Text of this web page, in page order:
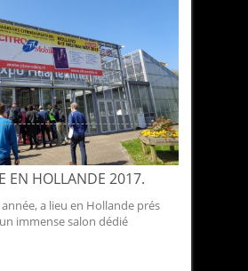
EN HOLLANDE 2017.
a lieu en Hollande prés
immense salon dédié